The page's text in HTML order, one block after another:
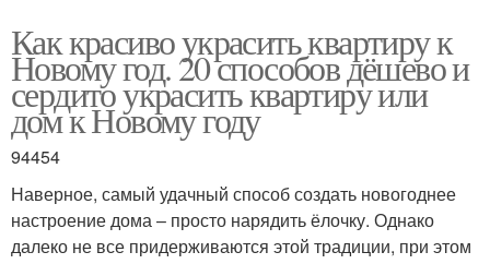
Как красиво украсить квартиру к
Новому год. 20 способов дёшево и
сердито украсить квартиру или
дом к Новому году
94454
Наверное, самый удачный способ создать новогоднее
настроение дома – просто нарядить ёлочку. Однако
далеко не все придерживаются этой традиции, при этом